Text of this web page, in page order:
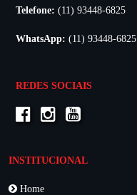
Telefone: (11) 93448-6825
WhatsApp: (11) 93448-6825
REDES SOCIAIS
INSTITUCIONAL
Home